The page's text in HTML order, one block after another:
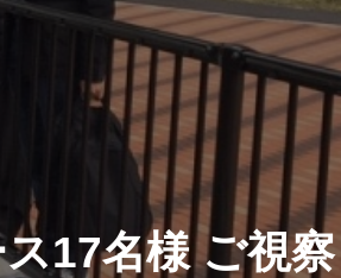
17名様 ご視察